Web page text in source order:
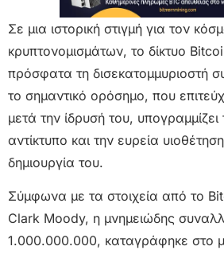
Σε μια ιστορική στιγμή για τον
κρυπτονομισμάτων, το δίκτυο
πρόσφατα τη δισεκατομμυριοστή
το σημαντικό ορόσημο, που
μετά την ίδρυσή του, υπογραμμίζει
αντίκτυπο και την ευρεία
δημιουργία του.
Σύμφωνα με τα στοιχεία από το
Clark Moody, η μνημειώδης
1.000.000.000, καταγράφηκε στο